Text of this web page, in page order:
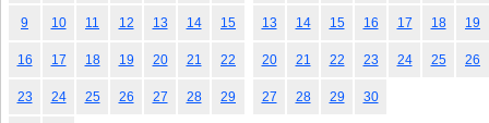
9 10 11 12 13 14 15
16 17 18 19 20 21 22
23 24 25 26 27 28 29
13 14 15 16 17 18 19
20 21 22 23 24 25 26
27 28 29 30